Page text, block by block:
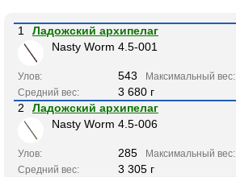
1
Ладожский архипелаг
Nasty Worm 4.5-001
Улов: 543 Максимальный вес:
Средний вес:
3 680 г
2
Ладожский архипелаг
Nasty Worm 4.5-006
Улов: 285 Максимальный вес:
Средний вес:
3 305 г